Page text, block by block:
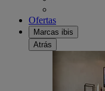
Ofertas
Marcas ibis
Atrás